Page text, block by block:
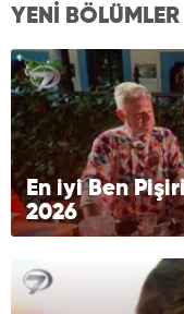
YENİ BÖLÜMLER
En iyi Ben
2026